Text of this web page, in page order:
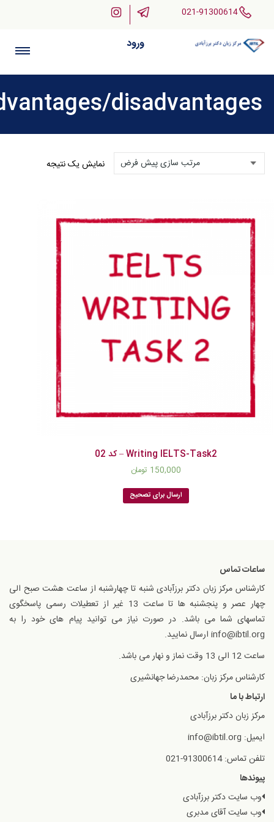
021-91300614
ورود
disadvantages
نمایش یک نتیجه
Writing IELTS-Task2 – کد 02
150,000 تومان
ارسال برای تصحیح
ساعات تماس
کارشناس مرکز زبان دکتر برزآبادی شنبه تا چهارشنبه از ساعت هشت صبح الی
چهار عصر و پنجشنبه ها تا ساعت 13 غیر از تعطیلات رسمی پاسخگوی
تماسهای شما می باشد. در صورت نیاز می توانید پیام های خود را به
info@ibtil.org ارسال نمایید.
ساعت 12 الی 13 وقت نماز و نهار می باشد.
کارشناس مرکز زبان: محمدرضا جهانشیری
ارتباط با ما
مرکز زبان دکتر برزآبادی
ایمیل: info@ibtil.org
تلفن تماس: 91300614-021
پیوندها
وب سایت دکتر برزآبادی
وب سایت آقای مدبری